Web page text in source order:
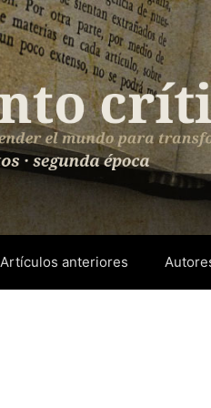
Artículos anteriores